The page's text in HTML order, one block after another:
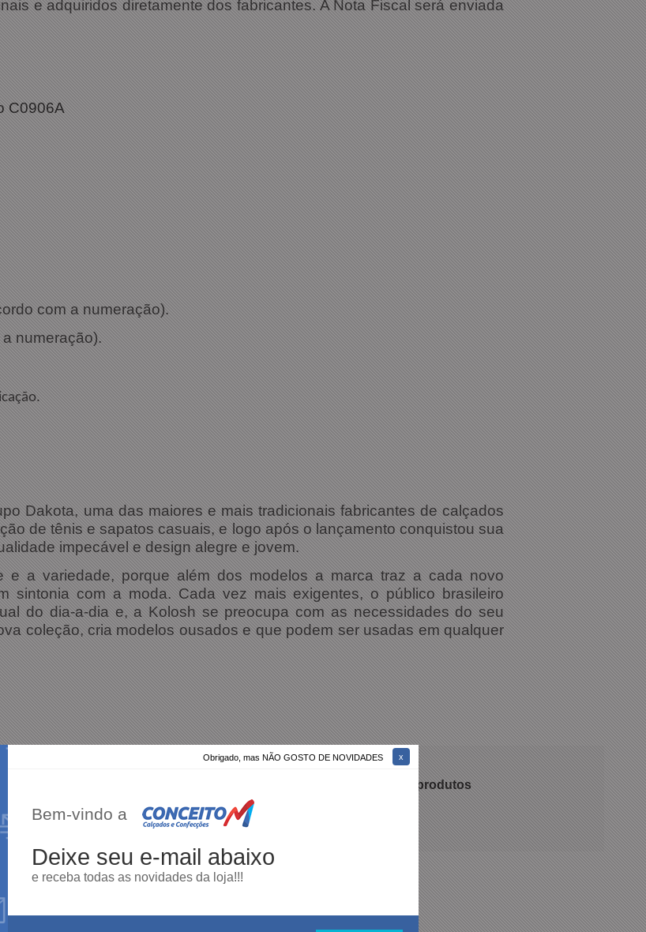
Obrigado, mas NÃO GOSTO DE NOVIDADES
Bem-vindo a
Deixe seu e-mail abaixo
e receba todas as novidades da loja!!!
e adquiridos diretamente dos fabricantes. A Nota Fiscal será enviada
C0906A
com a numeração).
numeração).
Dakota, uma das maiores e mais tradicionais fabricantes de calçados
de tênis e sapatos casuais, e logo após o lançamento conquistou sua
impecável e design alegre e jovem.
e a variedade, porque além dos modelos a marca traz a cada novo
sintonia com a moda. Cada vez mais exigentes, o público brasileiro
do dia-a-dia e, a Kolosh se preocupa com as necessidades do seu
coleção, cria modelos ousados e que podem ser usadas em qualquer
loja. 100% dos clientes recomendam nossos produtos